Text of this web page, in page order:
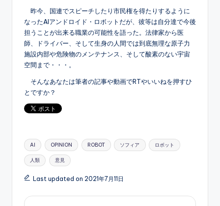
昨今、国連でスピーチしたり市民権を得たりするように
なったAIアンドロイド・ロボットだが、彼等は自分達で今後
担うことが出来る職業の可能性を語った。法律家から医
師、ドライバー、そして生身の人間では到底無理な原子力
施設内部や危険物のメンテナンス、そして酸素のない宇宙
空間まで・・・。
そんなあなたは筆者の記事や動画でRTやいいねを押すひ
とですか？
Tags:
AI OPINION ROBOT ソフィア ロボット
人類 意見
Last updated on 2021年7月11日